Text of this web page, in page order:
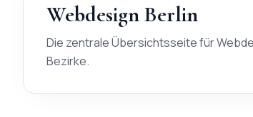
Webdesign Berlin
Die zentrale Übersichtsseite für
Bezirke.